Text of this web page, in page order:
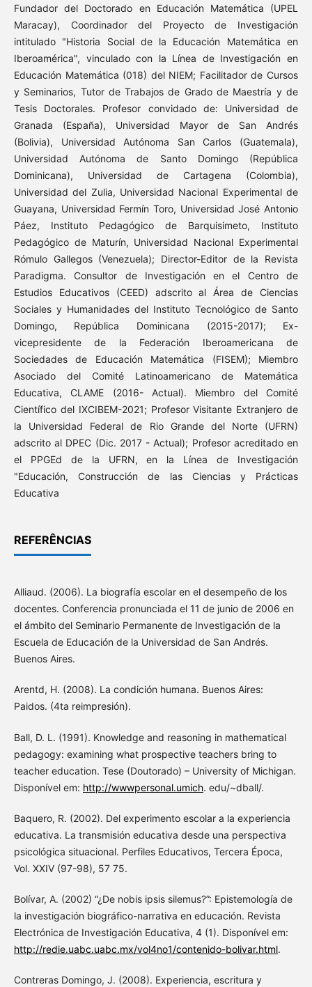
Fundador del Doctorado en Educación Matemática (UPEL
Maracay), Coordinador del Proyecto de Investigación
intitulado "Historia Social de la Educación Matemática en
Iberoamérica", vinculado con la Línea de Investigación en
Educación Matemática (018) del NIEM; Facilitador de Cursos
y Seminarios, Tutor de Trabajos de Grado de Maestría y de
Tesis Doctorales. Profesor convidado de: Universidad de
Granada (España), Universidad Mayor de San Andrés
(Bolivia), Universidad Autónoma San Carlos (Guatemala),
Universidad Autónoma de Santo Domingo (República
Dominicana), Universidad de Cartagena (Colombia),
Universidad del Zulia, Universidad Nacional Experimental de
Guayana, Universidad Fermín Toro, Universidad José Antonio
Páez, Instituto Pedagógico de Barquisimeto, Instituto
Pedagógico de Maturín, Universidad Nacional Experimental
Rómulo Gallegos (Venezuela); Director-Editor de la Revista
Paradigma. Consultor de Investigación en el Centro de
Estudios Educativos (CEED) adscrito al Área de Ciencias
Sociales y Humanidades del Instituto Tecnológico de Santo
Domingo, República Dominicana (2015-2017); Ex-
vicepresidente de la Federación Iberoamericana de
Sociedades de Educación Matemática (FISEM); Miembro
Asociado del Comité Latinoamericano de Matemática
Educativa, CLAME (2016- Actual). Miembro del Comité
Científico del IXCIBEM-2021; Profesor Visitante Extranjero de
la Universidad Federal de Rio Grande del Norte (UFRN)
adscrito al DPEC (Dic. 2017 - Actual); Profesor acreditado en
el PPGEd de la UFRN, en la Línea de Investigación
"Educación, Construcción de las Ciencias y Prácticas
Educativa
REFERÊNCIAS
Alliaud. (2006). La biografía escolar en el desempeño de los
docentes. Conferencia pronunciada el 11 de junio de 2006 en
el ámbito del Seminario Permanente de Investigación de la
Escuela de Educación de la Universidad de San Andrés.
Buenos Aires.
Arentd, H. (2008). La condición humana. Buenos Aires:
Paidos. (4ta reimpresión).
Ball, D. L. (1991). Knowledge and reasoning in mathematical
pedagogy: examining what prospective teachers bring to
teacher education. Tese (Doutorado) – University of Michigan.
Disponível em: http://wwwpersonal.umich. edu/~dball/.
Baquero, R. (2002). Del experimento escolar a la experiencia
educativa. La transmisión educativa desde una perspectiva
psicológica situacional. Perfiles Educativos, Tercera Época,
Vol. XXIV (97-98), 57 75.
Bolívar, A. (2002) “¿De nobis ipsis silemus?”: Epistemología de
la investigación biográfico-narrativa en educación. Revista
Electrónica de Investigación Educativa, 4 (1). Disponível em:
http://redie.uabc.uabc.mx/vol4no1/contenido-bolivar.html.
Contreras Domingo, J. (2008). Experiencia, escritura y